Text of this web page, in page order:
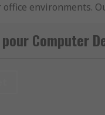
environments.
a similar
Computer